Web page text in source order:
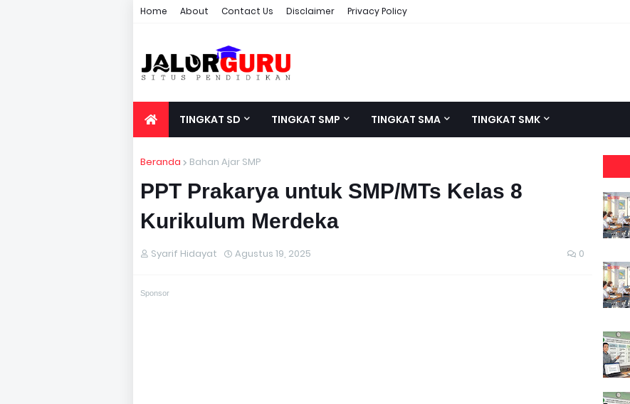
Home About Contact Us Disclaimer Privacy Policy
TINGKAT SD TINGKAT SMP TINGKAT SMA TINGKAT SMK
Beranda Bahan Ajar SMP
PPT Prakarya untuk SMP/MTs Kelas 8
Kurikulum Merdeka
Syarif Hidayat Agustus 19, 2025 0
Sponsor